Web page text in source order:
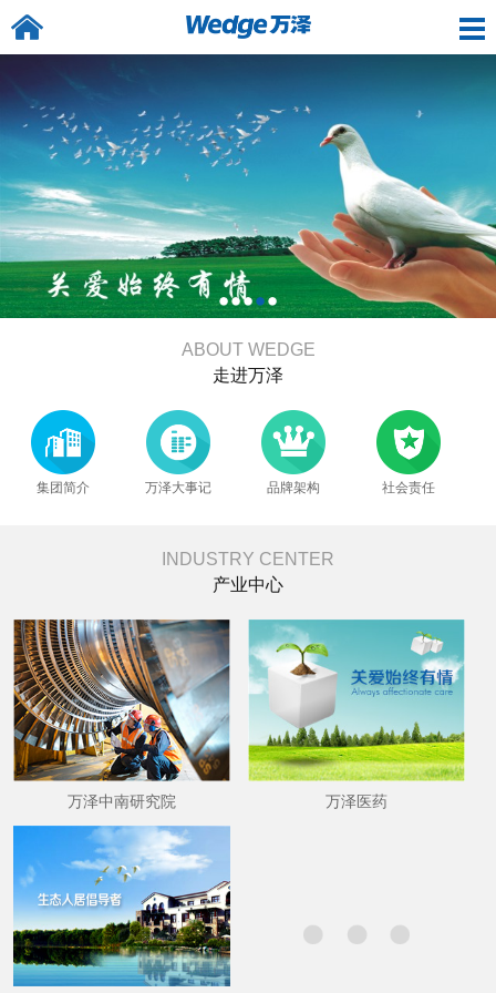
ABOUT WEDGE
走进万泽
集团简介 万泽大事记 品牌架构 社会责任
INDUSTRY CENTER
产业中心
万泽中南研究院 万泽医药